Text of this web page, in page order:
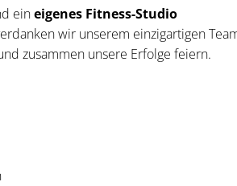
eineigenes Fitness-Studio
wir unserem einzigartigen
zusammen unsere Erfolge feiern.